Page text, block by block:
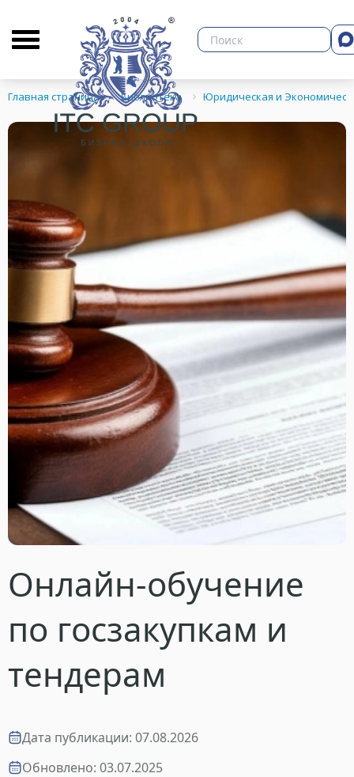
О бизнес-школе Библиотека
Главная страница Библиотека Юридическая и
Онлайн-обучение
по госзакупкам и
тендерам
Дата публикации: 07.08.2026
Обновлено: 03.07.2025